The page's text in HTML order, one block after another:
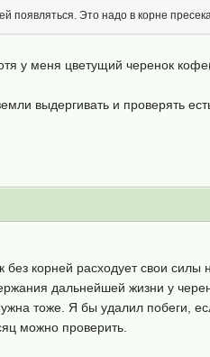
появляться. Это надо в корне
у меня цветущий черенок
выдергивать и проверять
корней расходует свои силы
дальнейшей жизни у
тоже. Я бы удалил побеги,
можно проверить.